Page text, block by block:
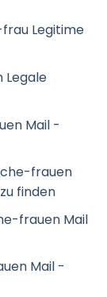
Legitime
Mail -
frauen
finden
frauen Mail
Mail -